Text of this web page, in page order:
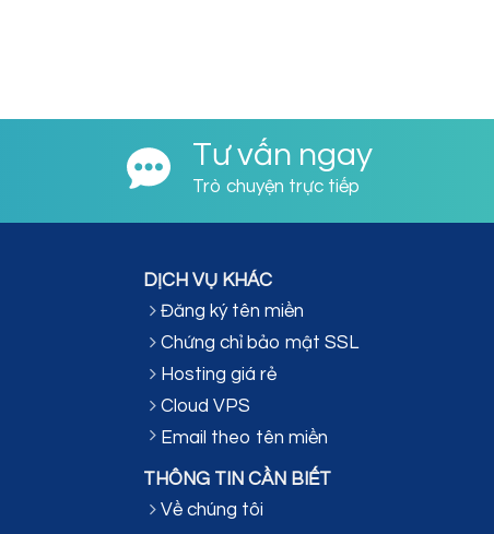
Tư vấn ngay
Trò chuyện trực tiếp
DỊCH VỤ KHÁC
Đăng ký tên miền
Chứng chỉ bảo mật SSL
Hosting giá rẻ
Cloud VPS
Email theo tên miền
THÔNG TIN CẦN BIẾT
Về chúng tôi